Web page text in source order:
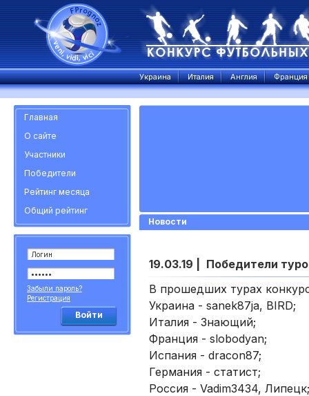
Украина Италия Англия Франция
Главная
О сайте
Участники
Победители
Рейтинг месяца
Общий рейтинг
Забыли пароль?
Регистрация
Войти
Новости
19.03.19 |
Победители
В прошедших турах
Украина - sanek87ja, BIRD;
Италия - Знающий;
Франция - slobodyan;
Испания - dracon87;
Германия - статист;
Россия - Vadim3434, Липецк;